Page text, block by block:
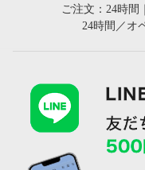
ご注文：24時間
24時間／オ